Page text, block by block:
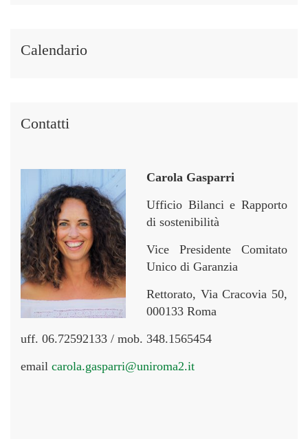
Calendario
Contatti
Carola Gasparri
Ufficio Bilanci e Rapporto
di sostenibilità
Vice Presidente Comitato
Unico di Garanzia
Rettorato, Via Cracovia 50,
000133 Roma
uff. 06.72592133 / mob. 348.1565454
email carola.gasparri@uniroma2.it